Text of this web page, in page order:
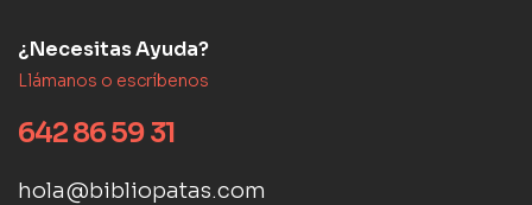
¿Necesitas Ayuda?
Llámanos o escríbenos
642 86 59 31
hola@bibliopatas.com